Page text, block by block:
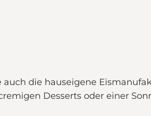
die hauseigene
Desserts oder einer